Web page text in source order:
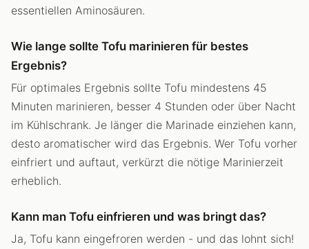
essentiellen Aminosäuren.
Wie lange sollte Tofu marinieren für bestes
Ergebnis?
Für optimales Ergebnis sollte Tofu mindestens 45
Minuten marinieren, besser 4 Stunden oder über Nacht
im Kühlschrank. Je länger die Marinade einziehen kann,
desto aromatischer wird das Ergebnis. Wer Tofu vorher
einfriert und auftaut, verkürzt die nötige Marinierzeit
erheblich.
Kann man Tofu einfrieren und was bringt das?
Ja, Tofu kann eingefroren werden - und das lohnt sich!